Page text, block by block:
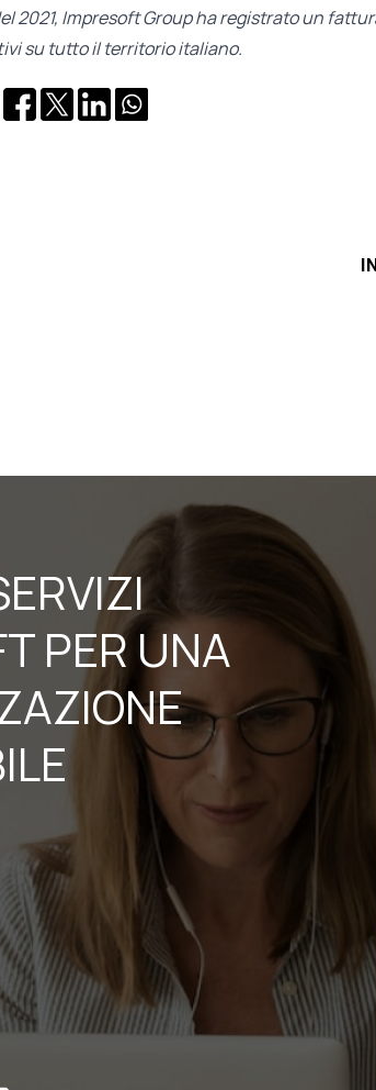
2021, Impresoft Group ha registrato un
su tutto il territorio italiano.
PER UNA